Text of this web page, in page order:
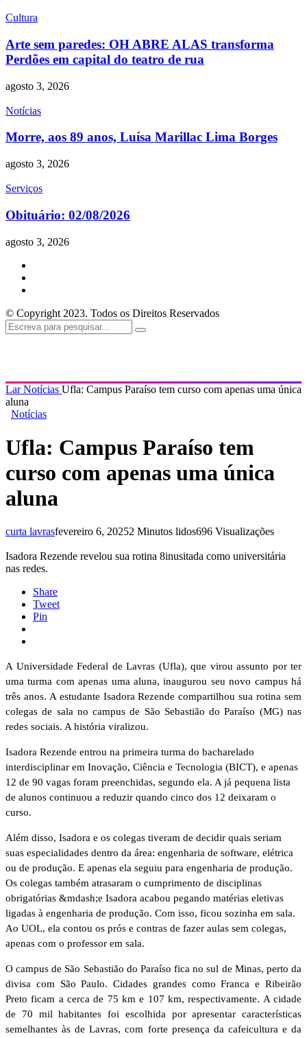
Cultura
Arte sem paredes: OH ABRE ALAS transforma
Perdões em capital do teatro de rua
agosto 3, 2026
Notícias
Morre, aos 89 anos, Luísa Marillac Lima Borges
agosto 3, 2026
Serviços
Obituário: 02/08/2026
agosto 3, 2026
© Copyright 2023. Todos os Direitos Reservados
LarNotícias Ufla: Campus Paraíso tem curso com apenas uma única
aluna
Notícias
Ufla: Campus Paraíso tem
curso com apenas uma única
aluna
curta lavrasfevereiro 6, 20252 Minutos lidos696 Visualizações
Isadora Rezende revelou sua rotina 8inusitada como universitária
nas redes.
Share
Tweet
Pin
A Universidade Federal de Lavras (Ufla), que virou assunto por ter
uma turma com apenas uma aluna, inaugurou seu novo campus há
três anos. A estudante Isadora Rezende compartilhou sua rotina sem
colegas de sala no campus de São Sebastião do Paraíso (MG) nas
redes sociais. A história viralizou.
Isadora Rezende entrou na primeira turma do bacharelado
interdisciplinar em Inovação, Ciência e Tecnologia (BICT), e apenas
12 de 90 vagas foram preenchidas, segundo ela. A já pequena lista
de alunos continuou a reduzir quando cinco dos 12 deixaram o
curso.
Além disso, Isadora e os colegas tiveram de decidir quais seriam
suas especialidades dentro da área: engenharia de software, elétrica
ou de produção. E apenas ela seguiu para engenharia de produção.
Os colegas também atrasaram o cumprimento de disciplinas
obrigatórias &mdash;e Isadora acabou pegando matérias eletivas
ligadas à engenharia de produção. Com isso, ficou sozinha em sala.
Ao UOL, ela contou os prós e contras de fazer aulas sem colegas,
apenas com o professor em sala.
O campus de São Sebastião do Paraíso fica no sul de Minas, perto da
divisa com São Paulo. Cidades grandes como Franca e Ribeirão
Preto ficam a cerca de 75 km e 107 km, respectivamente. A cidade
de 70 mil habitantes foi escolhida por apresentar características
semelhantes às de Lavras, com forte presença da cafeicultura e da